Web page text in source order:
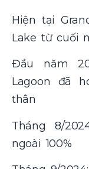
Hiện tại
Lake từ cuối
Đầu năm
Lagoon đã
thân
Tháng 8/
ngoài 100%